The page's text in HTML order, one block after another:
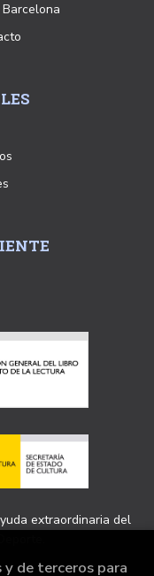
extraordinaria del
de terceros para